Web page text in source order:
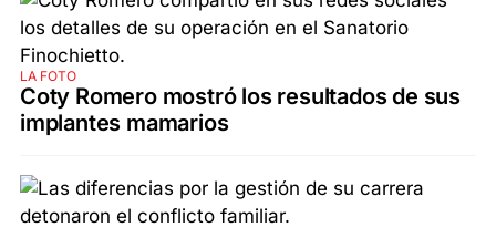
LA FOTO
Coty Romero mostró los resultados de sus
implantes mamarios